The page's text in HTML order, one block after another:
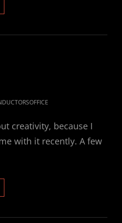
creativity, because I
with it recently. A few